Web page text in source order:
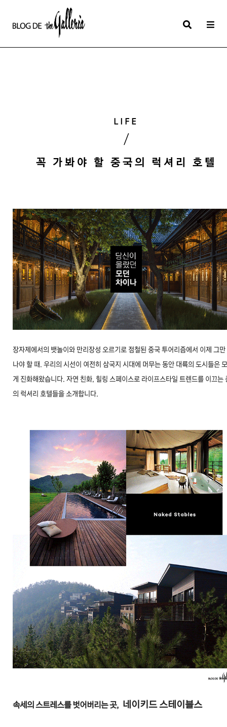
LIFE
/
꼭 가봐야 할 중국의 럭셔리 호텔
문
장자제에서의 뱃놀이와 만리장성 오르기로 점철된 중국 투어리즘에서 이제 그만
나야 할 때. 우리의 시선이 여전히 삼국지 시대에 머무는 동안 대륙의 도시들은
게 진화해왔습니다. 자연 친화, 힐링 스페이스로 라이프스타일 트렌드를 이끄는
의 럭셔리 호텔들을 소개합니다.
속세의 스트레스를 벗어버리는 곳, 네이키드 스테이블스